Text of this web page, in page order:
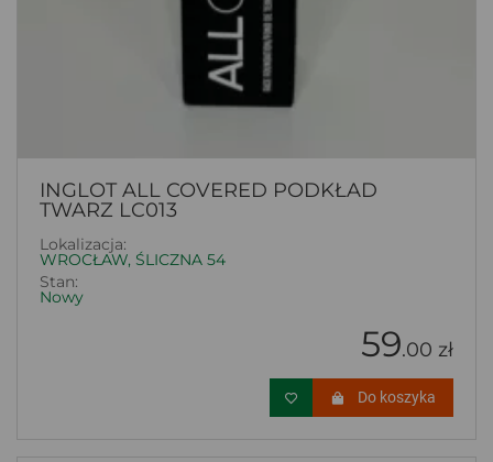
INGLOT ALL COVERED PODKŁAD
TWARZ LC013
Lokalizacja:
WROCŁAW, ŚLICZNA 54
Stan:
Nowy
59.00 zł
Do koszyka